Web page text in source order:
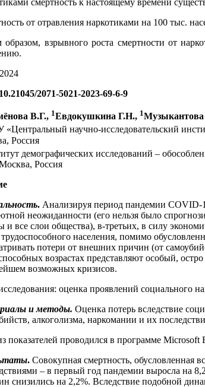
смертность к настоящему времени
от отравления наркотиками на 100 тыс.
образом, взрывного роста смертности от
2071-5021-2023-69-6-9
В.Г., 1Евдокушкина Г.Н., 1
научно-исследовательский
Россия
демографических исследований –
Россия
. Анализируя период пандемии COVID-
неожиданности (его нельзя было
и все слои общества), в-третьих, в силу
трудоспособного населения, помимо
потери от внешних причин (от
возрастах представляют особый,
возможных кризисов.
оценка проявлений социального
и методы. Оценка потерь вследствие
алкоголизма, наркомании и их
показателей проводился в программе Microsoft
. Совокупная смертность, обусловленная
– в первый год пандемии выросла на
снизились на 2,2%. Вследствие подобной